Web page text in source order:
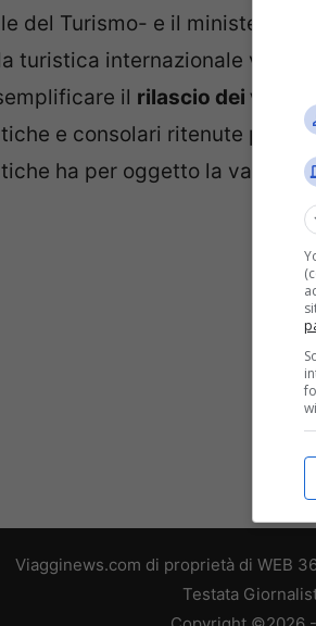
del Turismo- e il ministero
turistica internazionale verso
il rilascio dei visti
e consolari ritenute
ha per oggetto la
Viagginews.com di proprietà di WEB
Testata